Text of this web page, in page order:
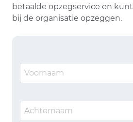
betaalde opzegservice en
bij de organisatie opzeggen.